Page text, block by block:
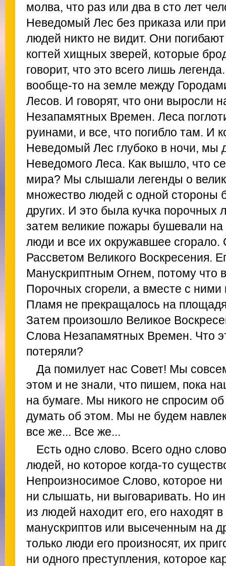
молва, что раз или два в сто лет
Неведомый Лес без приказа или
людей никто не видит. Они
когтей хищных зверей, которые
говорит, что это всего лишь
вообще-то на земле между
Лесов. И говорят, что они выросли
Незапамятных Времен. Леса
руинами, и все, что погибло там. И
Неведомый Лес глубоко в ночи, мы
Неведомого Леса. Как вышло, что
мира? Мы слышали легенды о
множество людей с одной стороны
других. И это была кучка порочных
затем великие пожары бушевали на
люди и все их окружавшее
Рассветом Великого Воскресения.
Манускриптным Огнем, потому что
Порочных сгорели, а вместе с
Пламя не прекращалось на
Затем произошло Великое
Слова Незапамятных Времен. Что
потеряли?
Да помилует нас Совет! Мы
этом и не знали, что пишем, пока
на бумаге. Мы никого не спросим
думать об этом. Мы не будем
все же... Все же...
Есть одно слово. Всего одно
людей, но которое когда-то
Непроизносимое Слово, которое
ни слышать, ни выговаривать. Но
из людей находит его, его находят
манускриптов или высеченным на
только люди его произносят, их
ни одного преступления, которое